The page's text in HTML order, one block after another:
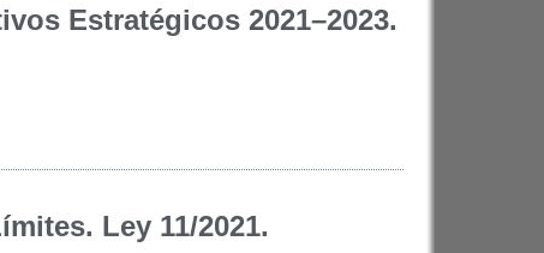
Estratégicos 2021–2023.
Ley 11/2021.